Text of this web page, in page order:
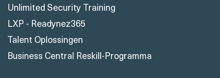
Unlimited Security Training
LXP - Readynez365
Talent Oplossingen
Business Central Reskill-Programma